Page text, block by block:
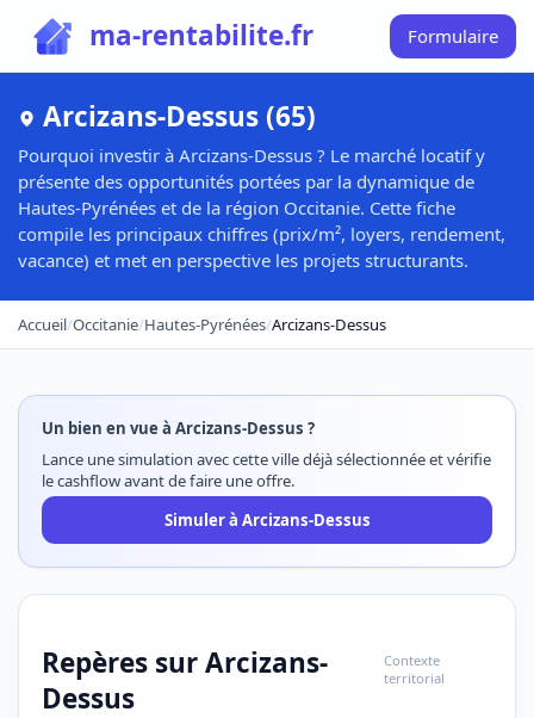
ma-rentabilite.fr Formulaire
Arcizans-Dessus (65)
Pourquoi investir à Arcizans-Dessus ? Le marché locatif y
présente des opportunités portées par la dynamique de
Hautes-Pyrénées et de la région Occitanie. Cette fiche
compile les principaux chiffres (prix/m², loyers, rendement,
vacance) et met en perspective les projets structurants.
Accueil/Occitanie/Hautes-Pyrénées/Arcizans-Dessus
Un bien en vue à Arcizans-Dessus ?
Lance une simulation avec cette ville déjà sélectionnée et vérifie
le cashflow avant de faire une offre.
Simuler à Arcizans-Dessus
Repères sur Arcizans-
Dessus
Contexte
territorial